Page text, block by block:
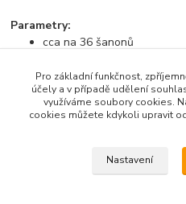
Parametry:
cca na 36 šanonů
výška regálu 1800 mm
- rozměry police 400 x 800
- počet polic : 5
- zatížení na polici - 130 kg
- barva stojin a polic: bílá
- pro zvýšení životnosti
Pro základní funkčnost,
účely a v případě udělení
využíváme soubory cookies.
cookies můžete kdykoli upravit
Nastavení